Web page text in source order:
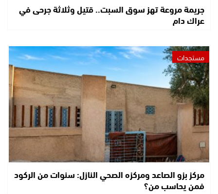
جريمة مروعة تهز سوق السبت.. قتيل وثلاثة جرحى في
عراك دام
مستجدات
مركز بزو الصاعد ومركزه الصحي النازل: سنوات من الركود
فمن يحاسب من؟